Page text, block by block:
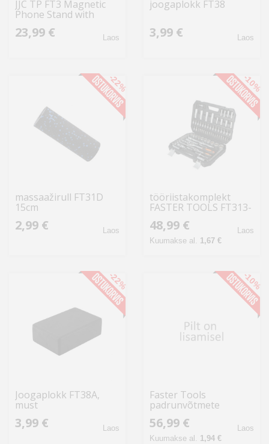
JJC TP FT3 Magnetic
Phone Stand with
23,99 € Laos
joogaplokk FT38
3,99 € Laos
massaažirull FT31D
15cm
2,99 € Laos
-22%
tööriistakomplekt
FASTER TOOLS FT313-
48,99 €
Kuumakse al. 1,67 €
Laos
-10%
Joogaplokk FT38A,
must
3,99 € Laos
-22%
Faster Tools
padrunvõtmete
komplekt FT313-05
94PCS
56,99 €
Kuumakse al. 1,94 €
Laos
-10%
Mänguasjad